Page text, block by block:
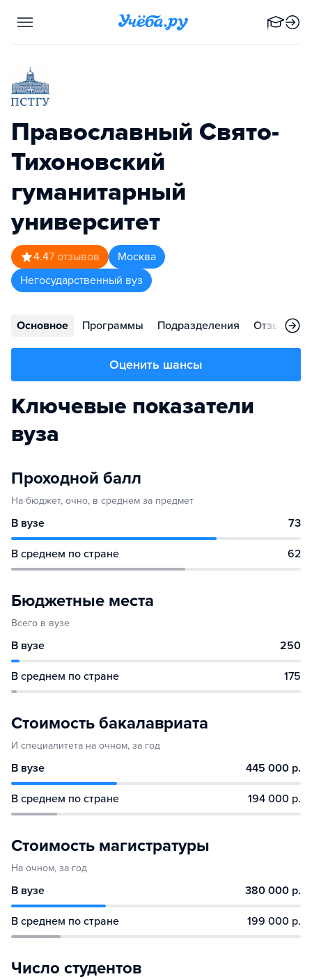
Православный Свято-
Тихоновский
гуманитарный
университет
4.47 отзывов
Москва
Негосударственный вуз
Основное Программы Подразделения Отзывы
Оценить шансы
Ключевые показатели
вуза
Проходной балл
На бюджет, очно, в среднем за предмет
В вузе 73
В среднем по стране 62
Бюджетные места
Всего в вузе
В вузе 250
В среднем по стране 175
Стоимость бакалавриата
И специалитета на очном, за год
В вузе 445 000 р.
В среднем по стране 194 000 р.
Стоимость магистратуры
На очном, за год
В вузе 380 000 р.
В среднем по стране 199 000 р.
Число студентов